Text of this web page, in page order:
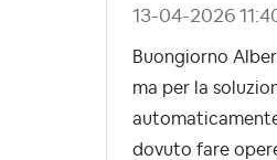
‎13-04-2026
Buongiorno
ma per la
dovuto fare